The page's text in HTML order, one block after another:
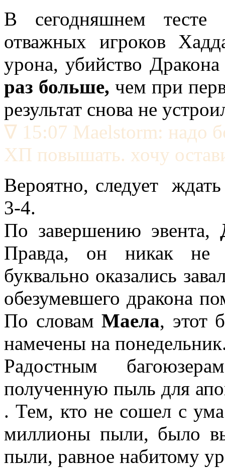
В сегодняшнем
отважных игроков
урона, убийство
раз больше, чем при
результат снова не
∇ 15:07 Maelstorm: надо
ХП повышать. хочу
Вероятно, следует
3-4.
По завершению эвента,
Правда, он никак не
буквально оказались
обезумевшего дракона
По словам Маела, этот
намечены на
Радостным
полученную пыль для
. Тем, кто не сошел с
миллионы пыли, было
пыли, равное набитому